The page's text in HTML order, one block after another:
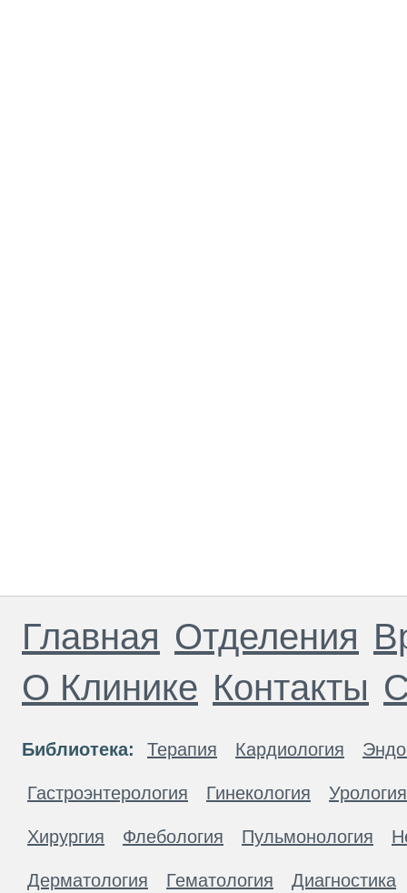
Главная Отделения
О Клинике Контакты
Библиотека: Терапия Кардиология
Гастроэнтерология Гинекология Урология
Хирургия Флебология Пульмонология
Дерматология Гематология Диагностика